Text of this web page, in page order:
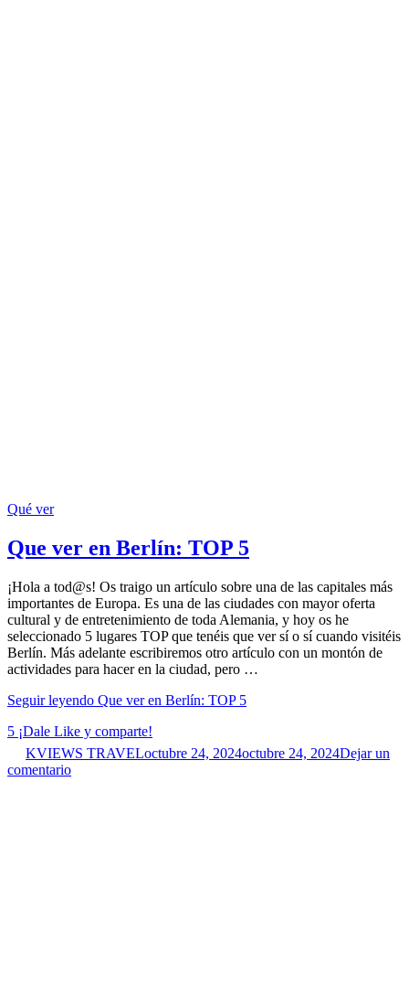
Qué ver
Que ver en Berlín: TOP 5
¡Hola a tod@s! Os traigo un artículo sobre una de las capitales más
importantes de Europa. Es una de las ciudades con mayor oferta
cultural y de entretenimiento de toda Alemania, y hoy os he
seleccionado 5 lugares TOP que tenéis que ver sí o sí cuando visitéis
Berlín. Más adelante escribiremos otro artículo con un montón de
actividades para hacer en la ciudad, pero …
Seguir leyendo Que ver en Berlín: TOP 5
5 ¡Dale Like y comparte!
KVIEWS TRAVELoctubre 24, 2024octubre 24, 2024Dejar un
comentario